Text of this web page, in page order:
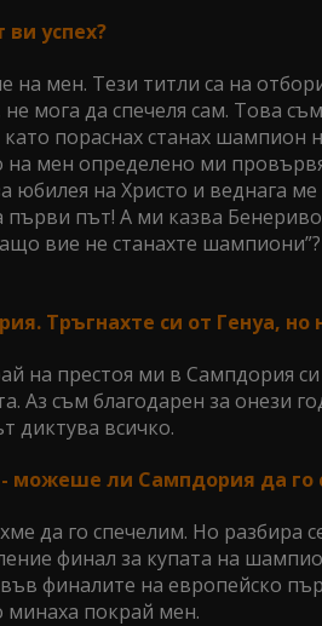
успех?
на мен. Тези титли са на
не мога да спечеля сам. Това
пораснах станах шампион
мен определено ми
юбилея на Христо и веднага
път! А ми казва
вие не станахте
Тръгнахте си от Генуа,
на престоя ми в Сампдория
Аз съм благодарен за онези
диктува всичко.
можеше ли Сампдория да го
да го спечелим. Но
финал за купата на
във финалите на европейско
покрай мен.